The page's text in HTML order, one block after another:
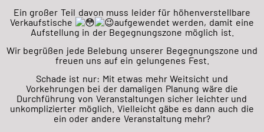
Ein großer Teil davon muss leider für höhenverstellbare
Verkaufstische
aufgewendet werden, damit eine
Aufstellung in der Begegnungszone möglich ist.
Wir begrüßen jede Belebung unserer Begegnungszone und
freuen uns auf ein gelungenes Fest.
Schade ist nur: Mit etwas mehr Weitsicht und
Vorkehrungen bei der damaligen Planung wäre die
Durchführung von Veranstaltungen sicher leichter und
unkomplizierter möglich. Vielleicht gäbe es dann auch die
ein oder andere Veranstaltung mehr?